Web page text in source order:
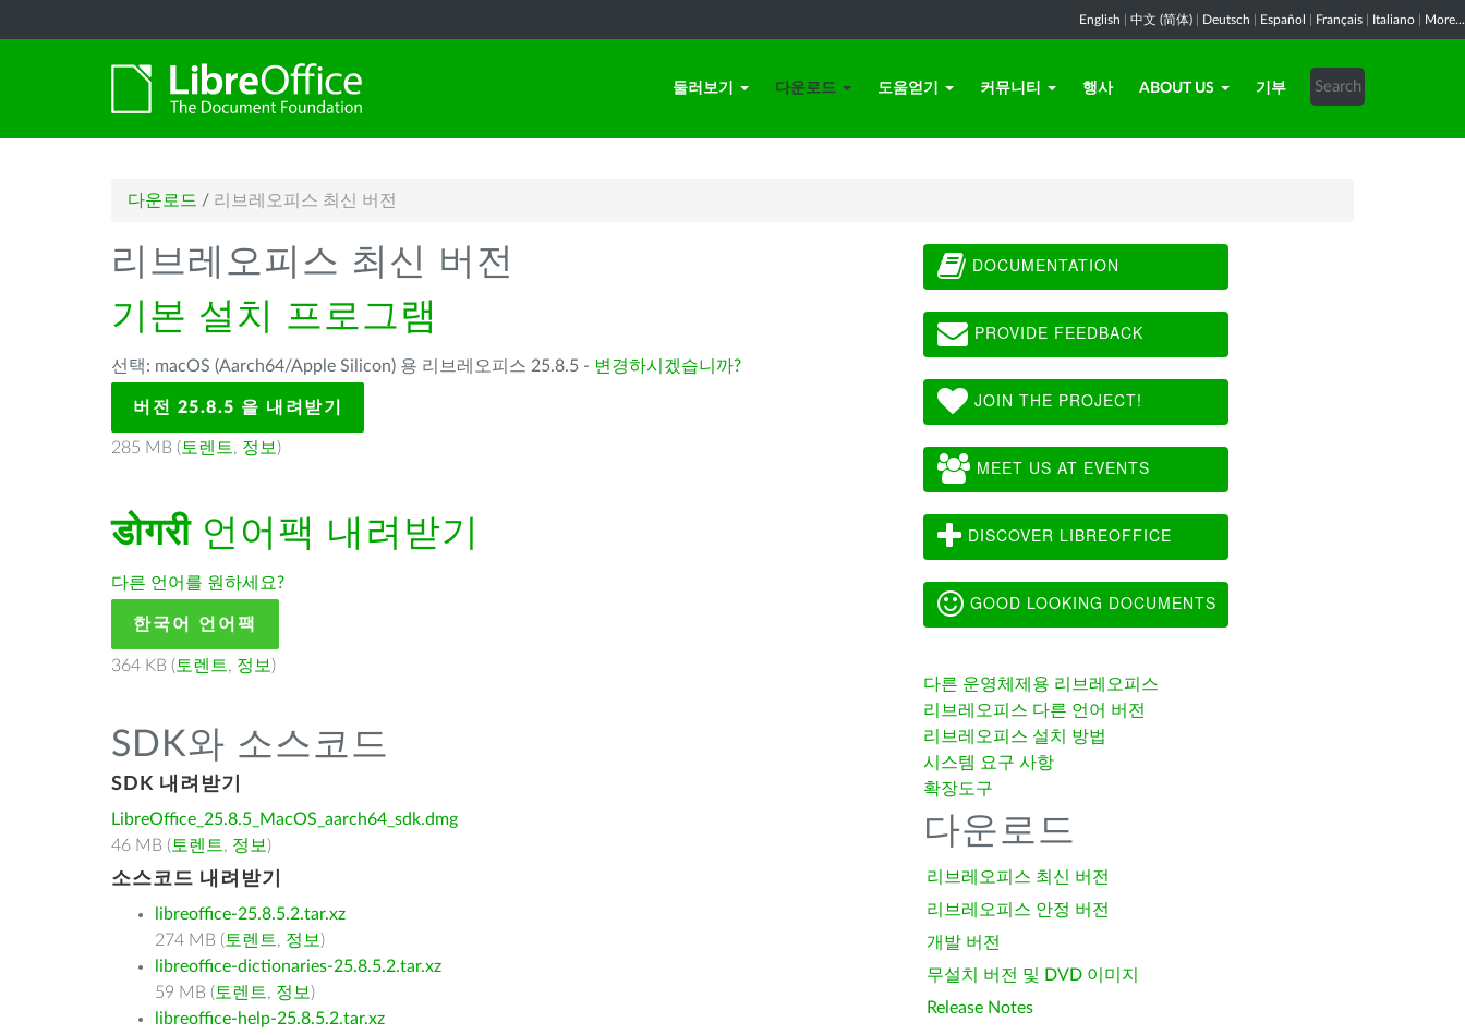
English 中文 (简体) Deutsch Español Français Italiano More...
둘러보기 다운로드 도움얻기 커뮤니티 행사 ABOUT US 기부
다운로드 / 리브레오피스 최신 버전
리브레오피스 최신 버전
기본 설치 프로그램
선택: macOS (Aarch64/Apple Silicon) 용 리브레오피스 25.8.5 - 변경하시겠습니까?
버전 25.8.5 을 내려받기
285 MB ( 토렌트, 정보 )
डोगरी언어팩 내려받기
다른 언어를 원하세요?
한국어 언어팩
364 KB ( 토렌트, 정보 )
SDK와 소스코드
SDK 내려받기
LibreOffice_25.8.5_MacOS_aarch64_sdk.dmg
46 MB ( 토렌트, 정보 )
소스코드 내려받기
libreoffice-25.8.5.2.tar.xz
274 MB ( 토렌트, 정보 )
libreoffice-dictionaries-25.8.5.2.tar.xz
59 MB ( 토렌트, 정보 )
libreoffice-help-25.8.5.2.tar.xz
DOCUMENTATION
PROVIDE FEEDBACK
JOIN THE PROJECT!
MEET US AT EVENTS
DISCOVER LIBREOFFICE
GOOD LOOKING DOCUMENTS
다른 운영체제용 리브레오피스
리브레오피스 다른 언어 버전
리브레오피스 설치 방법
시스템 요구 사항
확장도구
다운로드
리브레오피스 최신 버전
리브레오피스 안정 버전
개발 버전
무설치 버전 및 DVD 이미지
Release Notes